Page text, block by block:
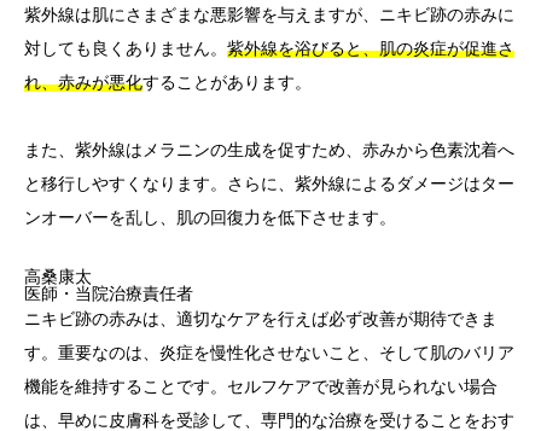
紫外線は肌にさまざまな悪影響を与えますが、ニキビ跡の赤みに
対しても良くありません。 紫外線を浴びると、肌の炎症が促進さ
れ、赤みが悪化することがあります。
また、紫外線はメラニンの生成を促すため、赤みから色素沈着へ
と移行しやすくなります。さらに、紫外線によるダメージはター
ンオーバーを乱し、肌の回復力を低下させます。
高桑康太
医師・当院治療責任者
ニキビ跡の赤みは、適切なケアを行えば必ず改善が期待できま
す。重要なのは、炎症を慢性化させないこと、そして肌のバリア
機能を維持することです。セルフケアで改善が見られない場合
は、早めに皮膚科を受診して、専門的な治療を受けることをおす